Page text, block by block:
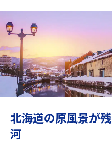
行き先
旅のお役立ち情報
北海道の原風景が
河